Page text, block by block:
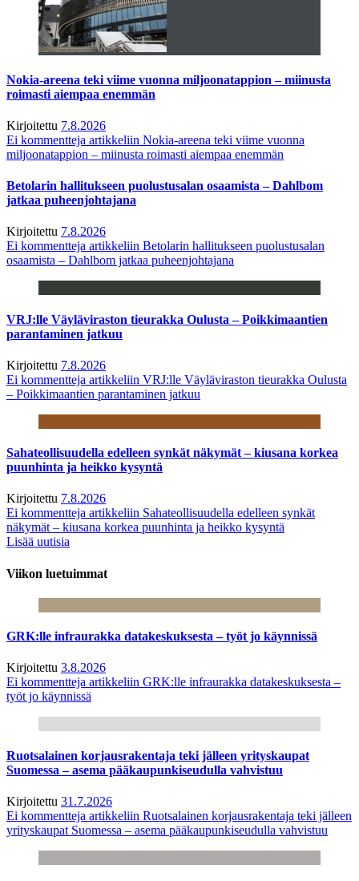
Nokia-areena teki viime vuonna miljoonatappion – miinusta
roimasti aiempaa enemmän
Kirjoitettu 7.8.2026
Ei kommentteja artikkeliin Nokia-areena teki viime vuonna
miljoonatappion – miinusta roimasti aiempaa enemmän
Betolarin hallitukseen puolustusalan osaamista – Dahlbom
jatkaa puheenjohtajana
Kirjoitettu 7.8.2026
Ei kommentteja artikkeliin Betolarin hallitukseen puolustusalan
osaamista – Dahlbom jatkaa puheenjohtajana
VRJ:lle Väyläviraston tieurakka Oulusta – Poikkimaantien
parantaminen jatkuu
Kirjoitettu 7.8.2026
Ei kommentteja artikkeliin VRJ:lle Väyläviraston tieurakka Oulusta
– Poikkimaantien parantaminen jatkuu
Sahateollisuudella edelleen synkät näkymät – kiusana korkea
puunhinta ja heikko kysyntä
Kirjoitettu 7.8.2026
Ei kommentteja artikkeliin Sahateollisuudella edelleen synkät
näkymät – kiusana korkea puunhinta ja heikko kysyntä
Lisää uutisia
Viikon luetuimmat
GRK:lle infraurakka datakeskuksesta – työt jo käynnissä
Kirjoitettu 3.8.2026
Ei kommentteja artikkeliin GRK:lle infraurakka datakeskuksesta –
työt jo käynnissä
Ruotsalainen korjausrakentaja teki jälleen yrityskaupat
Suomessa – asema pääkaupunkiseudulla vahvistuu
Kirjoitettu 31.7.2026
Ei kommentteja artikkeliin Ruotsalainen korjausrakentaja teki jälleen
yrityskaupat Suomessa – asema pääkaupunkiseudulla vahvistuu